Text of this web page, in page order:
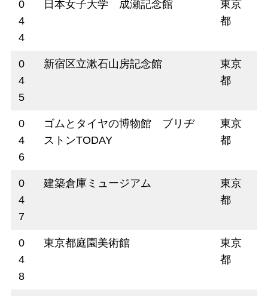
0
4
4
日本女子大学 成瀬記念館
東京
都
0
4
5
新宿区立漱石山房記念館
東京
都
0
4
6
ゴムとタイヤの博物館 ブリヂ
ストンTODAY
東京
都
0
4
7
建築倉庫ミュージアム
東京
都
0
4
8
東京都庭園美術館
東京
都